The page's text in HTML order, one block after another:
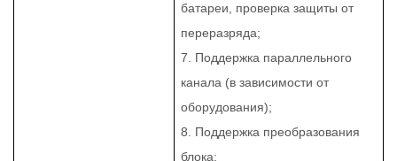
батареи, проверка защиты от
переразряда;
7. Поддержка параллельного
канала (в зависимости от
оборудования);
8. Поддержка преобразования
блока;